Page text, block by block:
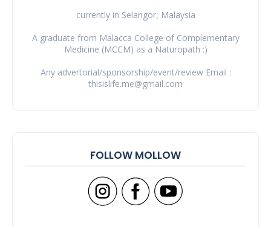
currently in Selangor, Malaysia
A graduate from Malacca College of Complementary
Medicine (MCCM) as a Naturopath :)
Any advertorial/sponsorship/event/review Email :
thisislife.me@gmail.com
FOLLOW MOLLOW